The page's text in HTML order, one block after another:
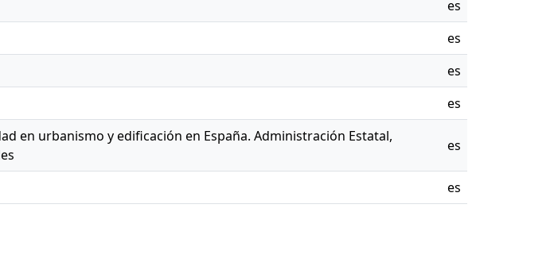
es
es
es
es
en urbanismo y edificación en España. Administración Estatal,
es
es